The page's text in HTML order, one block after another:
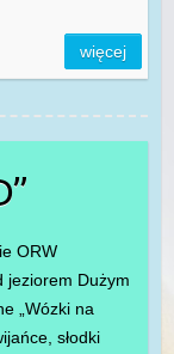
więcej
ORW
jeziorem Dużym
„Wózki na
słodki